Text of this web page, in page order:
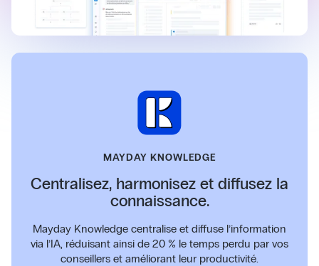
MAYDAY KNOWLEDGE
Centralisez, harmonisez et diffusez la
connaissance.
Mayday Knowledge centralise et diffuse l’information
via l’IA, réduisant ainsi de 20 % le temps perdu par vos
conseillers et améliorant leur productivité.